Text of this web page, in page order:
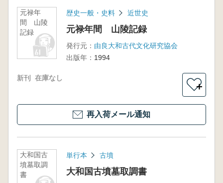
元禄年
間 山陵
記録
歴史一般・史料 近世史
元禄年間 山陵記録
発行元： 由良大和古代文化研究協会
出版年： 1994
新刊 在庫なし
＋
再入荷メール通知
大和国古
墳墓取調
書
単行本 古墳
大和国古墳墓取調書